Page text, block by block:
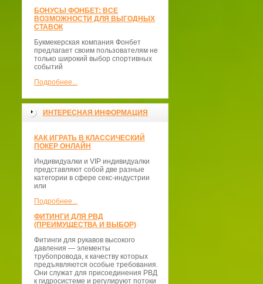
БОНУСЫ ФОНБЕТ: ВСЕ
ВОЗМОЖНОСТИ ДЛЯ ВЫГОДНЫХ
СТАВОК
Букмекерская компания Фонбет
предлагает своим пользователям не
только широкий выбор спортивных
событий
Подробнее...
ИНТЕРЕСНАЯ ИНФОРМАЦИЯ
КАК ИГРАТЬ В КЛАССИЧЕСКИЙ
ПОКЕР ОНЛАЙН
Индивидуалки и VIP индивидуалки
представляют собой две разные
категории в сфере секс-индустрии
или
Подробнее...
ФИТИНГИ ДЛЯ РВД
(ПРЕИМУЩЕСТВА И ВЫБОР)
Фитинги для рукавов высокого
давления — элементы
трубопровода, к качеству которых
предъявляются особые требования.
Они служат для присоединения РВД
к гидросистеме и регулируют потоки